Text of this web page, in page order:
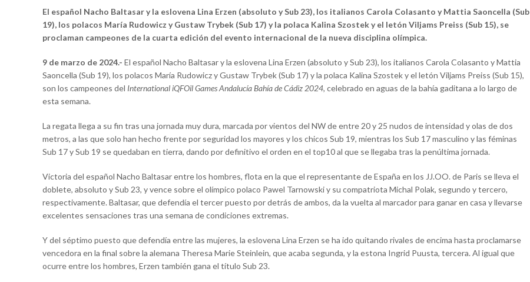
El español Nacho Baltasar y la eslovena Lina Erzen (absoluto y Sub 23), los italianos Carola Colasanto y Mattia Saoncella (Sub
19), los polacos María Rudowicz y Gustaw Trybek (Sub 17) y la polaca Kalina Szostek y el letón Viljams Preiss (Sub 15), se
proclaman campeones de la cuarta edición del evento internacional de la nueva disciplina olímpica.
9 de marzo de 2024.- El español Nacho Baltasar y la eslovena Lina Erzen (absoluto y Sub 23), los italianos Carola Colasanto y Mattia
Saoncella (Sub 19), los polacos María Rudowicz y Gustaw Trybek (Sub 17) y la polaca Kalina Szostek y el letón Viljams Preiss (Sub 15),
son los campeones del InternationaliQFOil Games Andalucía Bahía de Cádiz 2024, celebrado en aguas de la bahía gaditana a lo largo de
esta semana.
La regata llega a su fin tras una jornada muy dura, marcada por vientos del NW de entre 20 y 25 nudos de intensidad y olas de dos
metros, a las que solo han hecho frente por seguridad los mayores y los chicos Sub 19, mientras los Sub 17 masculino y las féminas
Sub 17 y Sub 19 se quedaban en tierra, dando por definitivo el orden en el top10 al que se llegaba tras la penúltima jornada.
Victoria del español Nacho Baltasar entre los hombres, flota en la que el representante de España en los JJ.OO. de Paris se lleva el
doblete, absoluto y Sub 23, y vence sobre el olímpico polaco Pawel Tarnowski y su compatriota Michal Polak, segundo y tercero,
respectivamente. Baltasar, que defendía el tercer puesto por detrás de ambos, da la vuelta al marcador para ganar en casa y llevarse
excelentes sensaciones tras una semana de condiciones extremas.
Y del séptimo puesto que defendía entre las mujeres, la eslovena Lina Erzen se ha ido quitando rivales de encima hasta proclamarse
vencedora en la final sobre la alemana Theresa Marie Steinlein, que acaba segunda, y la estona Ingrid Puusta, tercera. Al igual que
ocurre entre los hombres, Erzen también gana el título Sub 23.